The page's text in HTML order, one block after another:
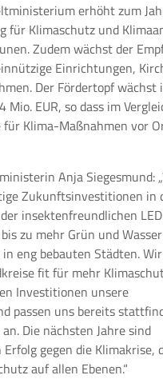
erhöht zum
für Klimaschutz und
Zudem wächst der
Einrichtungen,
Der Fördertopf wächst
Mio. EUR, so dass im
für Klima-Maßnahmen vor
Anja Siegesmund:
Zukunftsinvestitionen in
insektenfreundlichen
zu mehr Grün und
eng bebauten Städten.
fit für mehr
Investitionen unsere
passen uns bereits
Die nächsten Jahre sind
gegen die Klimakrise,
auf allen Ebenen.“